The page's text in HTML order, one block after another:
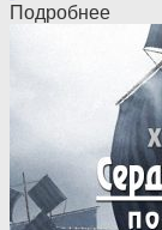
Подробнее